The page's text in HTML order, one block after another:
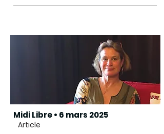
Midi Libre • 6 mars 2025
Article